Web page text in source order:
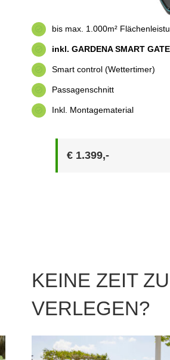
bis max. 1.000m²
inkl. GARDENA SMART
Smart control (Wettertimer)
Passagenschnitt
Inkl. Montagematerial
€ 1.399,-
KEINE ZEIT
VERLEGEN?